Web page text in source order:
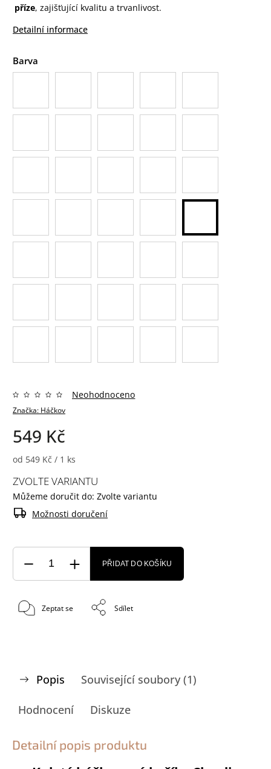
příze, zajišťující kvalitu a trvanlivost.
Detailní informace
Barva
Značka: Háčkov
Neohodnoceno
549 Kč
od 549 Kč / 1 ks
ZVOLTE VARIANTU
Můžeme doručit do: Zvolte variantu
Možnosti doručení
PŘIDAT DO KOŠÍKU
Zeptat se Sdílet
Popis Související soubory (1)
Hodnocení Diskuze
Detailní popis produktu